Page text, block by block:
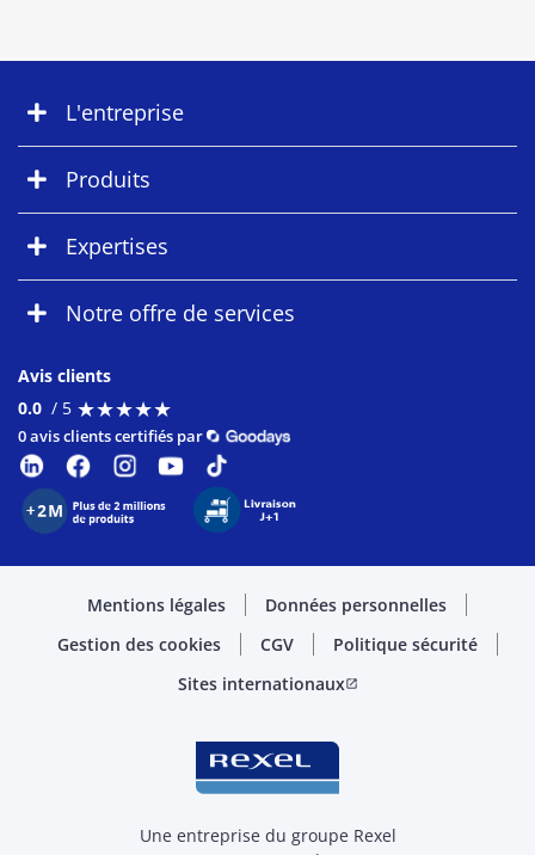
L'entreprise
Produits
Expertises
Notre offre de services
Avis clients
0.0 / 5 ★★★★★
★★★★★
0 avis clients certifiés par
Mentions légales
Données personnelles
Gestion des cookies
CGV
Politique sécurité
Sites internationauxopen_in_new
Une entreprise du groupe Rexel